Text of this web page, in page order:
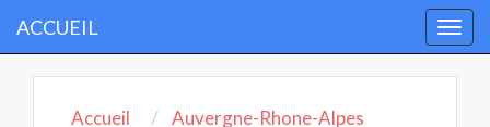
ACCUEIL
Accueil
Auvergne-Rhone-Alpes